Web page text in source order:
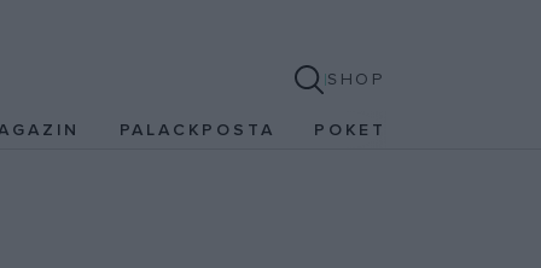
SHOP
PALACKPOSTA POKET